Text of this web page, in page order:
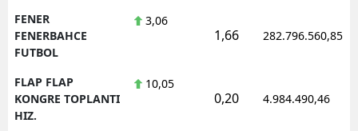
FENER
FENERBAHCE
FUTBOL
3,06
1,66 282.796.560,85
FLAP FLAP
KONGRE TOPLANTI
HIZ.
10,05
0,20 4.984.490,46